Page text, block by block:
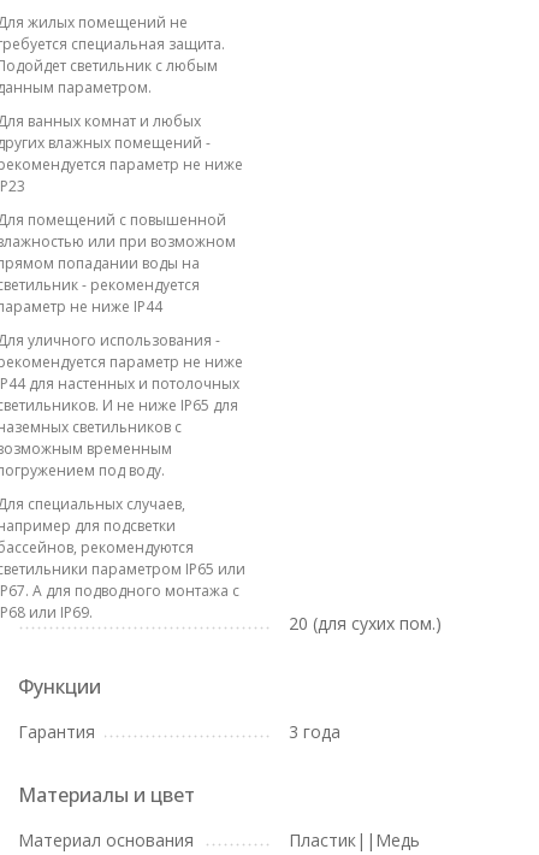
жилых помещений не
специальная защита.
светильник с любым
параметром.
ванных комнат и любых
влажных помещений -
параметр не ниже
помещений с повышенной
или при возможном
попадании воды на
- рекомендуется
не ниже IP44
уличного использования -
параметр не ниже
для настенных и потолочных
И не ниже IP65 для
светильников с
временным
под воду.
специальных случаев,
для подсветки
рекомендуются
параметром IP65 или
А для подводного монтажа с
или IP69.
20 (для сухих пом.)
Функции
Гарантия 3 года
Материалы и цвет
Материал основания Пластик||Медь